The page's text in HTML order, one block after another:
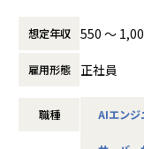
ステム。
その根幹を支える「
生成AIを活用したAI
より高度で先進的な
想定年収 550 〜
雇用形態 正社員
職種 AIエンジ